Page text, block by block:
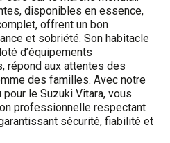
disponibles en essence,
offrent un bon
et sobriété. Son habitacle
d’équipements
répond aux attentes des
des familles. Avec notre
le Suzuki Vitara, vous
professionnelle respectant
sécurité, fiabilité et